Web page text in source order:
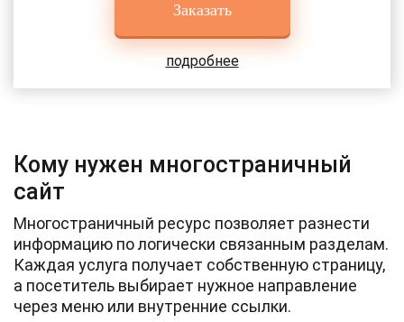
Заказать
подробнее
Кому нужен многостраничный
сайт
Многостраничный ресурс позволяет разнести
информацию по логически связанным разделам.
Каждая услуга получает собственную страницу,
а посетитель выбирает нужное направление
через меню или внутренние ссылки.